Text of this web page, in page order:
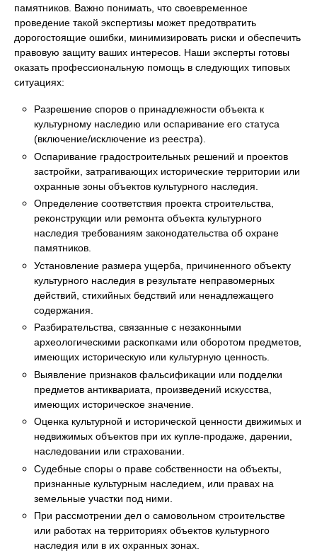
памятников. Важно понимать, что своевременное
проведение такой экспертизы может предотвратить
дорогостоящие ошибки, минимизировать риски и обеспечить
правовую защиту ваших интересов. Наши эксперты готовы
оказать профессиональную помощь в следующих типовых
ситуациях:
Разрешение споров о принадлежности объекта к
культурному наследию или оспаривание его статуса
(включение/исключение из реестра).
Оспаривание градостроительных решений и проектов
застройки, затрагивающих исторические территории или
охранные зоны объектов культурного наследия.
Определение соответствия проекта строительства,
реконструкции или ремонта объекта культурного
наследия требованиям законодательства об охране
памятников.
Установление размера ущерба, причиненного объекту
культурного наследия в результате неправомерных
действий, стихийных бедствий или ненадлежащего
содержания.
Разбирательства, связанные с незаконными
археологическими раскопками или оборотом предметов,
имеющих историческую или культурную ценность.
Выявление признаков фальсификации или подделки
предметов антиквариата, произведений искусства,
имеющих историческое значение.
Оценка культурной и исторической ценности движимых и
недвижимых объектов при их купле-продаже, дарении,
наследовании или страховании.
Судебные споры о праве собственности на объекты,
признанные культурным наследием, или правах на
земельные участки под ними.
При рассмотрении дел о самовольном строительстве
или работах на территориях объектов культурного
наследия или в их охранных зонах.